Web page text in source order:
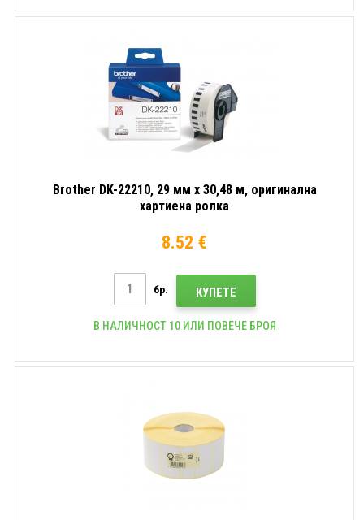
Brother DK-22210, 29 мм x 30,48 м, оригинална
хартиена ролка
8.52 €
бр. КУПЕТЕ
В НАЛИЧНОСТ 10 ИЛИ ПОВЕЧЕ БРОЯ